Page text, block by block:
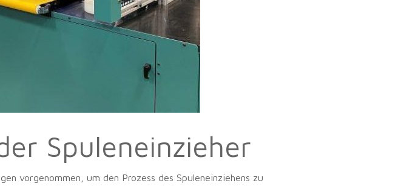
Spuleneinzieher
vorgenommen, um den Prozess des Spuleneinziehens zu